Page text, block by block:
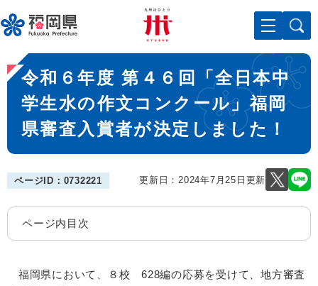
ー
ジ
先
頭
メニューを飛ばして本文へ
本
文
令和６年度 第４６回「全日本中
学生水の作文コンクール」福岡
県審査入賞者が決定しました！
ページID：0732221 更新日：2024年7月25日更新
ページ内目次
福岡県において、８校 628編の応募を受けて、地方審査